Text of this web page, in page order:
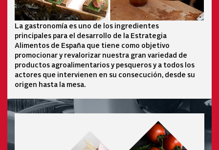
La gastronomía es uno de los ingredientes
principales para el desarrollo de la Estrategia
Alimentos de España que tiene como objetivo
promocionar y revalorizar nuestra gran variedad de
productos agroalimentarios y pesqueros y a todos los
actores que intervienen en su consecución, desde su
origen hasta la mesa.